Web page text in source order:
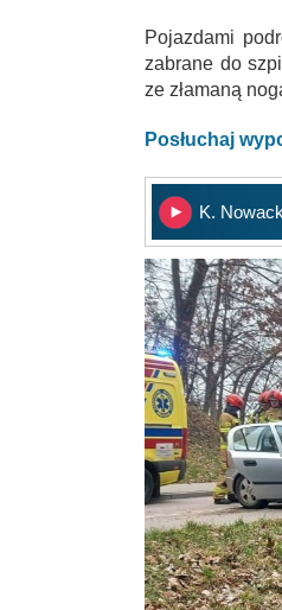
Pojazdami
zabrane do
ze złamaną
Posłuchaj
K.